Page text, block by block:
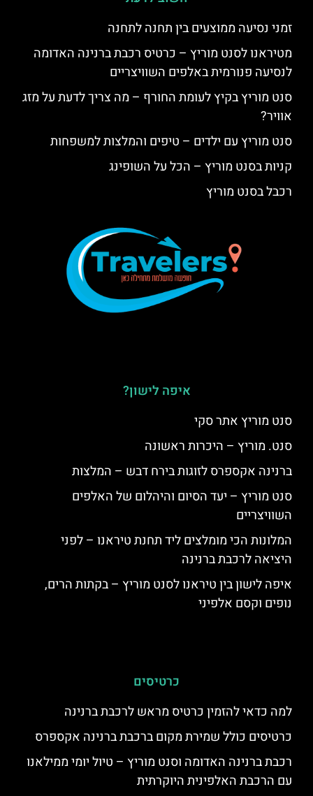
זמני נסיעה ממוצעים בין תחנה לתחנה
מטיראנו לסנט מוריץ – כרטיס רכבת ברנינה האדומה
לנסיעה פנורמית באלפים השוויצריים
סנט מוריץ בקיץ לעומת החורף – מה צריך לדעת על מזג
אוויר?
סנט מוריץ עם ילדים – טיפים והמלצות למשפחות
קניות בסנט מוריץ – הכל על השופינג
רכבל בסנט מוריץ
איפה לישון?
סנט מוריץ אתר סקי
סנט. מוריץ – היכרות ראשונה
ברנינה אקספרס לזוגות בירח דבש – המלצות
סנט מוריץ – יעד הסיום והיהלום של האלפים
השוויצריים
המלונות הכי מומלצים ליד תחנת טיראנו – לפני
היציאה לרכבת ברנינה
איפה לישון בין טיראנו לסנט מוריץ – בקתות הרים,
נופים וקסם אלפיני
כרטיסים
למה כדאי להזמין כרטיס מראש לרכבת ברנינה
כרטיסים כולל שמירת מקום ברכבת ברנינה אקספרס
רכבת ברנינה האדומה וסנט מוריץ – טיול יומי ממילאנו
עם הרכבת האלפינית היוקרתית